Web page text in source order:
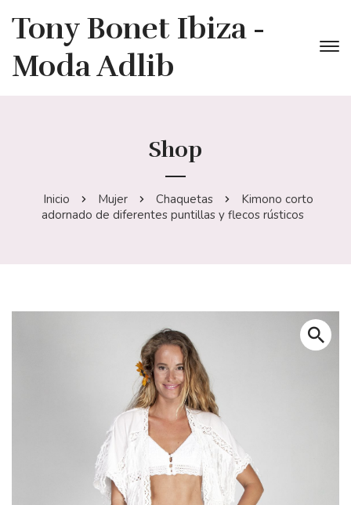
Tony Bonet Ibiza -
Moda Adlib
Shop
Inicio Mujer Chaquetas
Kimono corto
adornado de diferentes puntillas y flecos rústicos